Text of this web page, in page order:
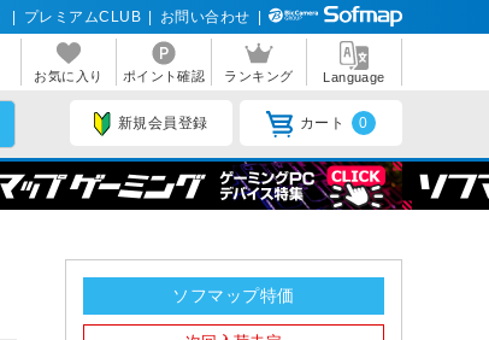
プレミアムCLUB お問い合わせ
お気に入り ポイント確認 ランキング Language
新規会員登録 カート 0
ソフマップ特価